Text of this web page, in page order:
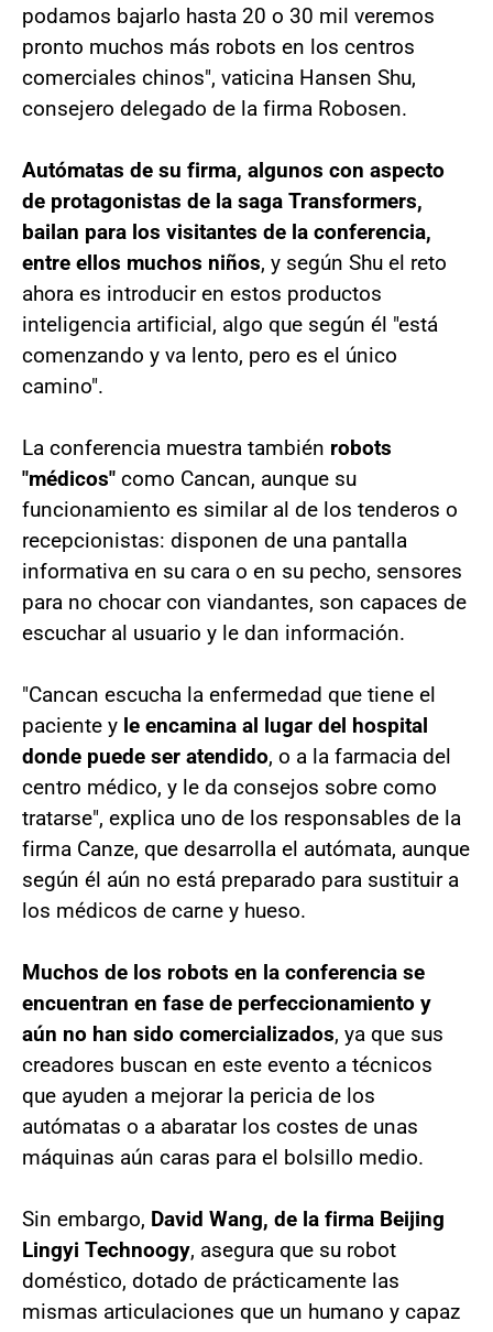
podamos bajarlo hasta 20 o 30 mil veremos
pronto muchos más robots en los centros
comerciales chinos", vaticina Hansen Shu,
consejero delegado de la firma Robosen.
Autómatas de su firma, algunos con aspecto
de protagonistas de la saga Transformers,
bailan para los visitantes de la conferencia,
entre ellos muchos niños, y según Shu el reto
ahora es introducir en estos productos
inteligencia artificial, algo que según él "está
comenzando y va lento, pero es el único
camino".
La conferencia muestra también robots
"médicos" como Cancan, aunque su
funcionamiento es similar al de los tenderos o
recepcionistas: disponen de una pantalla
informativa en su cara o en su pecho, sensores
para no chocar con viandantes, son capaces de
escuchar al usuario y le dan información.
"Cancan escucha la enfermedad que tiene el
paciente y le encamina al lugar del hospital
donde puede ser atendido, o a la farmacia del
centro médico, y le da consejos sobre como
tratarse", explica uno de los responsables de la
firma Canze, que desarrolla el autómata, aunque
según él aún no está preparado para sustituir a
los médicos de carne y hueso.
Muchos de los robots en la conferencia se
encuentran en fase de perfeccionamiento y
aún no han sido comercializados, ya que sus
creadores buscan en este evento a técnicos
que ayuden a mejorar la pericia de los
autómatas o a abaratar los costes de unas
máquinas aún caras para el bolsillo medio.
Sin embargo, David Wang, de la firma Beijing
Lingyi Technoogy, asegura que su robot
doméstico, dotado de prácticamente las
mismas articulaciones que un humano y capaz